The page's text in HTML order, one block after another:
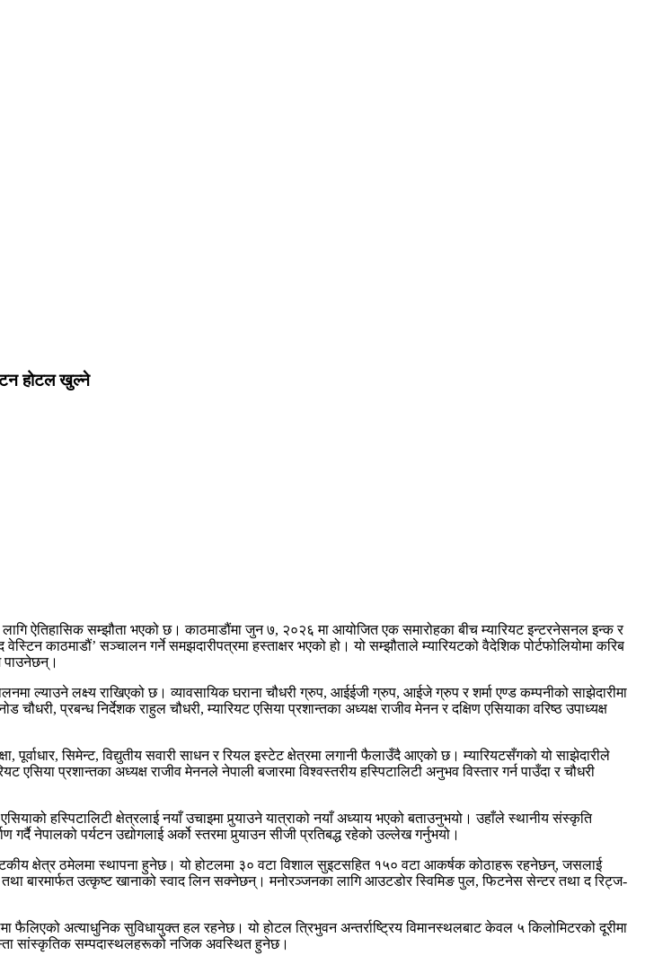
होटल खुल्ने
ऐतिहासिक सम्झौता भएको छ। काठमाडौंमा जुन ७, २०२६ मा आयोजित एक समारोहका बीच म्यारियट इन्टरनेसनल इन्क र
काठमाडौं’ सञ्चालन गर्ने समझदारीपत्रमा हस्ताक्षर भएको हो। यो सम्झौताले म्यारियटको वैदेशिक पोर्टफोलियोमा करिब
पाउनेछन्।
ल्याउने लक्ष्य राखिएको छ। व्यावसायिक घराना चौधरी ग्रुप, आईईजी ग्रुप, आईजे ग्रुप र शर्मा एण्ड कम्पनीको साझेदारीमा
चौधरी, प्रबन्ध निर्देशक राहुल चौधरी, म्यारियट एसिया प्रशान्तका अध्यक्ष राजीव मेनन र दक्षिण एसियाका वरिष्ठ उपाध्यक्ष
पूर्वाधार, सिमेन्ट, विद्युतीय सवारी साधन र रियल इस्टेट क्षेत्रमा लगानी फैलाउँदै आएको छ। म्यारियटसँगको यो साझेदारीले
एसिया प्रशान्तका अध्यक्ष राजीव मेननले नेपाली बजारमा विश्वस्तरीय हस्पिटालिटी अनुभव विस्तार गर्न पाउँदा र चौधरी
हस्पिटालिटी क्षेत्रलाई नयाँ उचाइमा पुर्‍याउने यात्राको नयाँ अध्याय भएको बताउनुभयो। उहाँले स्थानीय संस्कृति
नेपालको पर्यटन उद्योगलाई अर्को स्तरमा पुर्‍याउन सीजी प्रतिबद्ध रहेको उल्लेख गर्नुभयो।
क्षेत्र ठमेलमा स्थापना हुनेछ। यो होटलमा ३० वटा विशाल सुइटसहित १५० वटा आकर्षक कोठाहरू रहनेछन्, जसलाई
बारमार्फत उत्कृष्ट खानाको स्वाद लिन सक्नेछन्। मनोरञ्जनका लागि आउटडोर स्विमिङ पुल, फिटनेस सेन्टर तथा द रिट्ज-
फैलिएको अत्याधुनिक सुविधायुक्त हल रहनेछ। यो होटल त्रिभुवन अन्तर्राष्ट्रिय विमानस्थलबाट केवल ५ किलोमिटरको दूरीमा
सांस्कृतिक सम्पदास्थलहरूको नजिक अवस्थित हुनेछ।